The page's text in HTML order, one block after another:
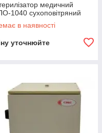
медичний
1040 сухоповітряний
в наявності
уточнюйте